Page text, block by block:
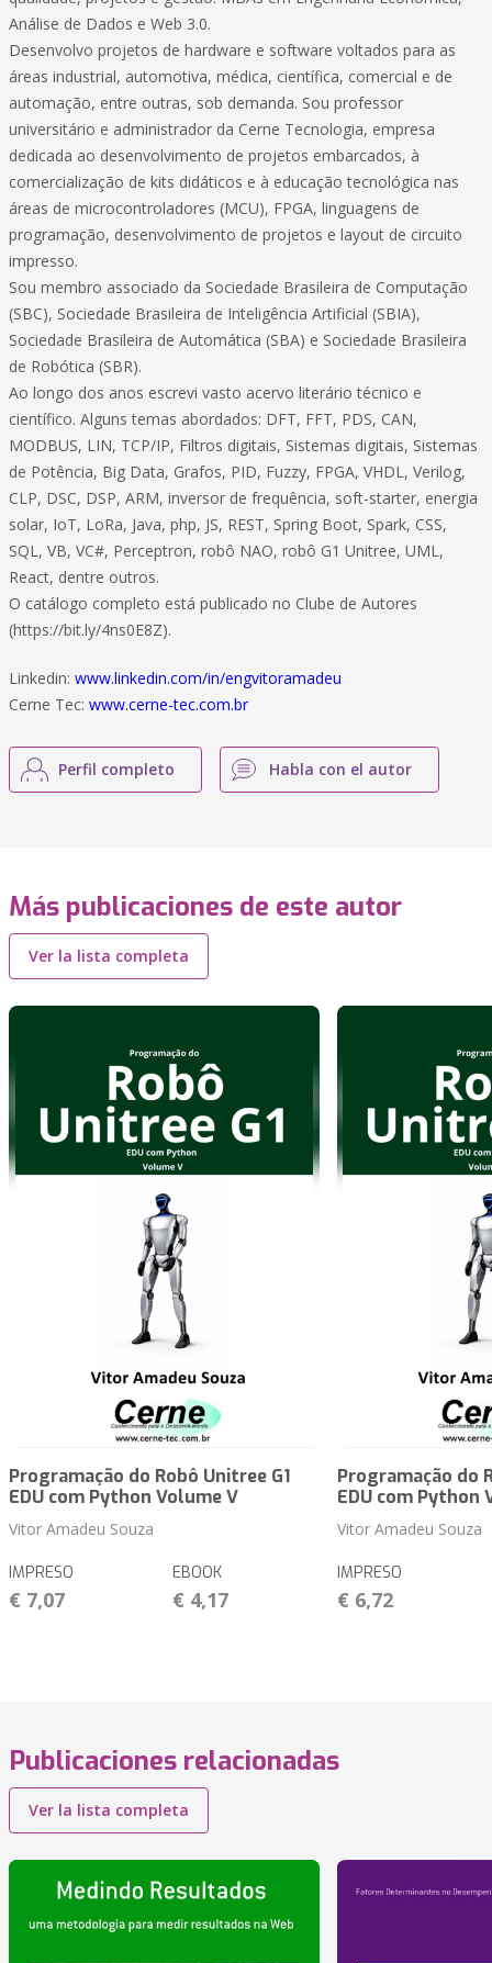
Análise de Dados e Web 3.0.
Desenvolvo projetos de hardware e software voltados para as
áreas industrial, automotiva, médica, científica, comercial e de
automação, entre outras, sob demanda. Sou professor
universitário e administrador da Cerne Tecnologia, empresa
dedicada ao desenvolvimento de projetos embarcados, à
comercialização de kits didáticos e à educação tecnológica nas
áreas de microcontroladores (MCU), FPGA, linguagens de
programação, desenvolvimento de projetos e layout de circuito
impresso.
Sou membro associado da Sociedade Brasileira de Computação
(SBC), Sociedade Brasileira de Inteligência Artificial (SBIA),
Sociedade Brasileira de Automática (SBA) e Sociedade Brasileira
de Robótica (SBR).
Ao longo dos anos escrevi vasto acervo literário técnico e
científico. Alguns temas abordados: DFT, FFT, PDS, CAN,
MODBUS, LIN, TCP/IP, Filtros digitais, Sistemas digitais, Sistemas
de Potência, Big Data, Grafos, PID, Fuzzy, FPGA, VHDL, Verilog,
CLP, DSC, DSP, ARM, inversor de frequência, soft-starter, energia
solar, IoT, LoRa, Java, php, JS, REST, Spring Boot, Spark, CSS,
SQL, VB, VC#, Perceptron, robô NAO, robô G1 Unitree, UML,
React, dentre outros.
O catálogo completo está publicado no Clube de Autores
(https://bit.ly/4ns0E8Z).
Linkedin: www.linkedin.com/in/engvitoramadeu
Cerne Tec: www.cerne-tec.com.br
Perfil completo Habla con el autor
Más publicaciones de este autor
Ver la lista completa
Programação do Robô Unitree G1
EDU com Python Volume V
Vitor Amadeu Souza
IMPRESO
€ 7,07
EBOOK
€ 4,17
Programação do
EDU com Python
Vitor Amadeu Souza
IMPRESO
€ 6,72
Publicaciones relacionadas
Ver la lista completa